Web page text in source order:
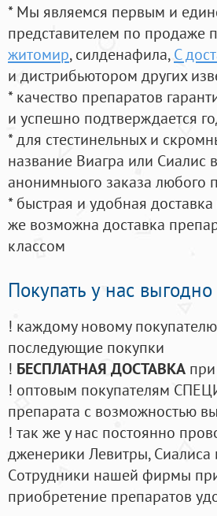
* Мы являемся первым и
представителем по продаже
житомир, силденафила, С
и дистрибьютором других
* качество препаратов
и успешно подтверждается
* для стестинельных и
название Виагра или Сиалис
анонимныого заказа любого
* быстрая и удобная
же возможна доставка
классом
Покупать у нас выгодно
! каждому новому покупателю
последующие покупки
! БЕСПЛАТНАЯ ДОСТАВКА
! оптовым покупателям
препарата с возможностью
! так же у нас постоянно
дженерики Левитры,
Cотрудники нашей фирмы
приобретение препаратов